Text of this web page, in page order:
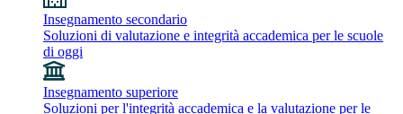
Insegnamento secondario
Soluzioni di valutazione e integrità accademica per le scuole
di oggi
Insegnamento superiore
Soluzioni per l'integrità accademica e la valutazione per le